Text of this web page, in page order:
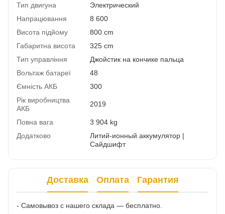
Тип двигуна
Электрический
Напрацювання
8 600
Висота підйому
800 cm
Габаритна висота
325 cm
Тип управління
Джойстик на кончике пальца
Вольтаж батареї
48
Ємність АКБ
300
Рік виробництва
АКБ
2019
Повна вага
3 904 kg
Додатково
Литий-ионный аккумулятор |
Сайдшифт
Доставка Оплата Гарантия
- Самовывоз с нашего склада — бесплатно.